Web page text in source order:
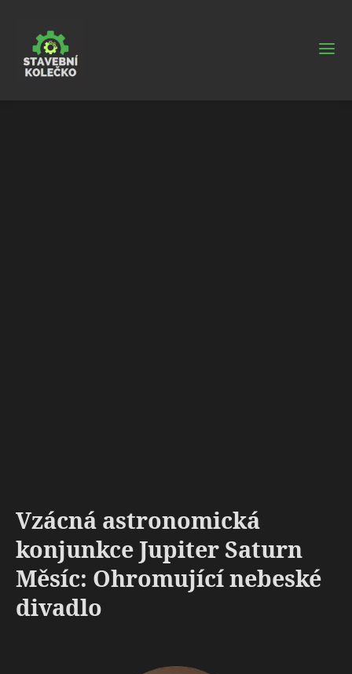
Vzácná astronomická
konjunkce Jupiter Saturn
Měsíc: Ohromující nebeské
divadlo